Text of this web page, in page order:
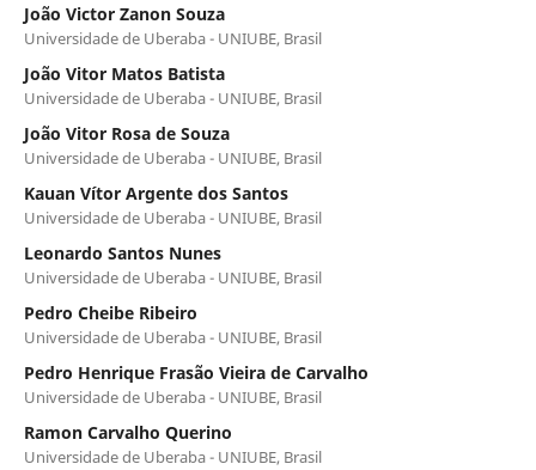
João Victor Zanon Souza
Universidade de Uberaba - UNIUBE, Brasil
João Vitor Matos Batista
Universidade de Uberaba - UNIUBE, Brasil
João Vitor Rosa de Souza
Universidade de Uberaba - UNIUBE, Brasil
Kauan Vítor Argente dos Santos
Universidade de Uberaba - UNIUBE, Brasil
Leonardo Santos Nunes
Universidade de Uberaba - UNIUBE, Brasil
Pedro Cheibe Ribeiro
Universidade de Uberaba - UNIUBE, Brasil
Pedro Henrique Frasão Vieira de Carvalho
Universidade de Uberaba - UNIUBE, Brasil
Ramon Carvalho Querino
Universidade de Uberaba - UNIUBE, Brasil